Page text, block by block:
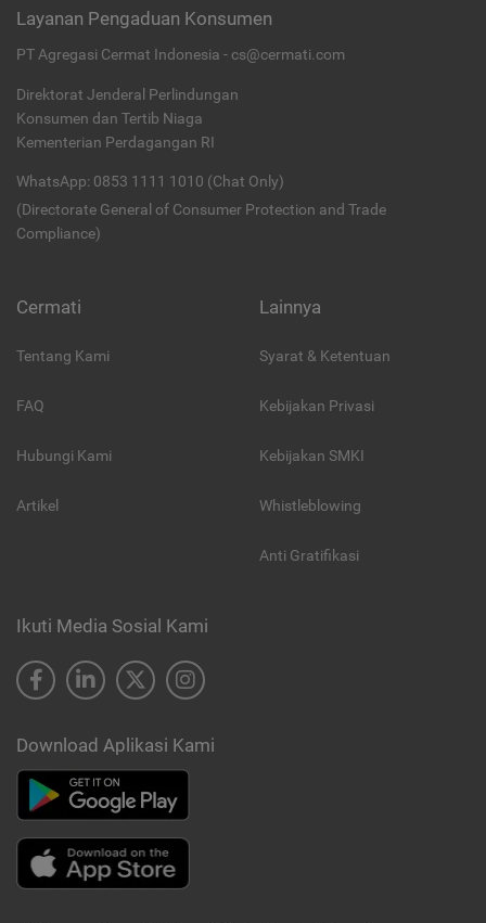
Layanan Pengaduan Konsumen
PT Agregasi Cermat Indonesia - cs@cermati.com
Direktorat Jenderal Perlindungan
Konsumen dan Tertib Niaga
Kementerian Perdagangan RI
WhatsApp: 0853 1111 1010 (Chat Only)
(Directorate General of Consumer Protection and Trade
Compliance)
Cermati
Tentang Kami
FAQ
Hubungi Kami
Artikel
Lainnya
Syarat & Ketentuan
Kebijakan Privasi
Kebijakan SMKI
Whistleblowing
Anti Gratifikasi
Ikuti Media Sosial Kami
Download Aplikasi Kami